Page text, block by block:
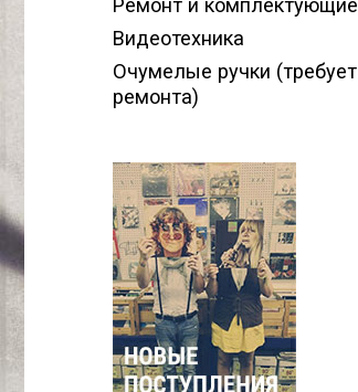
Ремонт и комплектующие
Видеотехника
Очумелые ручки (требует
ремонта)